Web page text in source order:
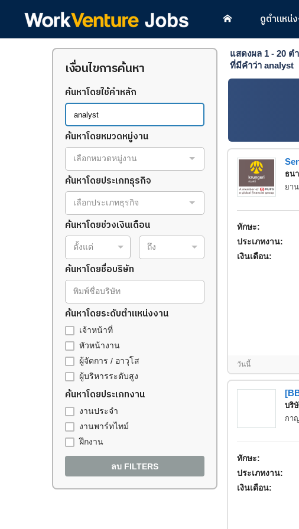
ดูตำแหน่
เงื่อนไขการค้นหา
ค้นหาโดยใช้คำหลัก
ค้นหาโดยหมวดหมู่งาน
เลือกหมวดหมู่งาน
ค้นหาโดยประเภทธุรกิจ
เลือกประเภทธุรกิจ
ค้นหาโดยช่วงเงินเดือน
ตั้งแต่ ถึง
ค้นหาโดยชื่อบริษัท
พิมพ์ชื่อบริษัท
ค้นหาโดยระดับตำแหน่งงาน
เจ้าหน้าที่
หัวหน้างาน
ผู้จัดการ / อาวุโส
ผู้บริหารระดับสูง
ค้นหาโดยประเภทงาน
งานประจำ
งานพาร์ทไทม์
ฝึกงาน
ลบ FILTERS
แสดงผล 1 - 20 ต
ที่มีคำว่า analyst
ธน
ยา
ทักษะ:
ประเภทงาน:
เงินเดือน:
วันนี้
บริ
กา
ทักษะ:
ประเภทงาน:
เงินเดือน: